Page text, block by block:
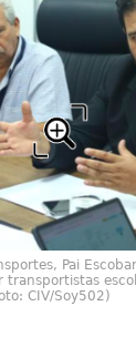
Pai
transportistas
CIV/Soy502)